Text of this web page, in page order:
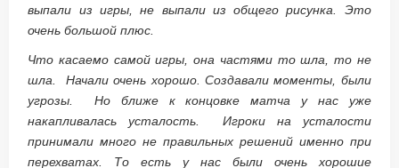
выпали из игры, не выпали из общего рисунка. Это
очень большой плюс.
Что касаемо самой игры, она частями то шла, то не
шла. Начали очень хорошо. Создавали моменты, были
угрозы. Но ближе к концовке матча у нас уже
накапливалась усталость. Игроки на усталости
принимали много не правильных решений именно при
перехватах. То есть у нас были очень хорошие